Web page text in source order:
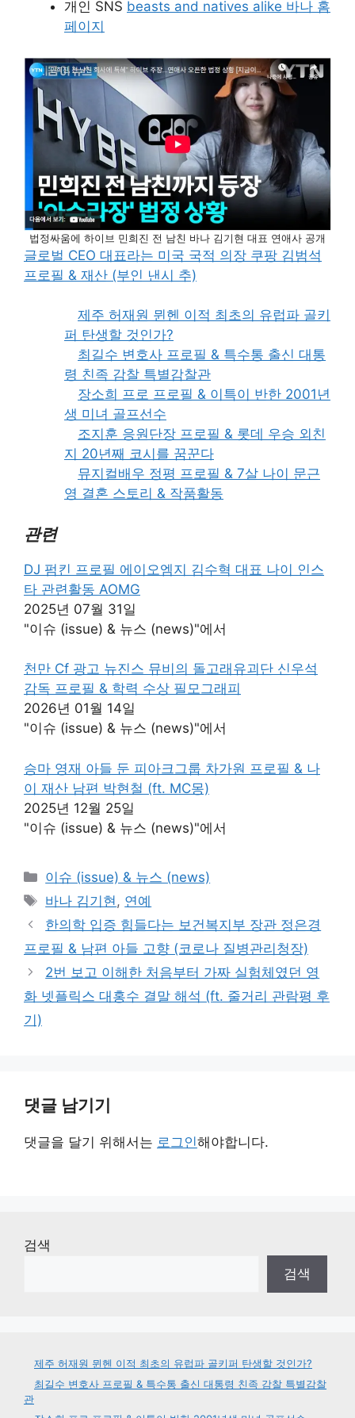
개인 SNS beasts and natives alike 바나 홈
페이지
법정싸움에 하이브 민희진 전 남친 바나 김기현 대표 연애사 공개
글로벌 CEO 대표라는 미국 국적 의장 쿠팡 김범석
프로필 & 재산 (부인 낸시 추)
제주 허재원 뮌헨 이적 최초의 유럽파 골키
퍼 탄생할 것인가?
최길수 변호사 프로필 & 특수통 출신 대통
령 친족 감찰 특별감찰관
장소희 프로 프로필 & 이특이 반한 2001년
생 미녀 골프선수
조지훈 응원단장 프로필 & 롯데 우승 외친
지 20년째 코시를 꿈꾼다
뮤지컬배우 정평 프로필 & 7살 나이 문근
영 결혼 스토리 & 작품활동
관련
DJ 펌킨 프로필 에이오엠지 김수혁 대표 나이 인스
타 관련활동 AOMG
2025년 07월 31일
"이슈 (issue) & 뉴스 (news)"에서
천만 Cf 광고 뉴진스 뮤비의 돌고래유괴단 신우석
감독 프로필 & 학력 수상 필모그래피
2026년 01월 14일
"이슈 (issue) & 뉴스 (news)"에서
승마 영재 아들 둔 피아크그룹 차가원 프로필 & 나
이 재산 남편 박현철 (ft. MC몽)
2025년 12월 25일
"이슈 (issue) & 뉴스 (news)"에서
카
테
고
리
이슈 (issue) & 뉴스 (news)
태
그
바나 김기현 , 연예
한의학 입증 힘들다는 보건복지부 장관 정은경
프로필 & 남편 아들 고향 (코로나 질병관리청장)
2번 보고 이해한 처음부터 가짜 실험체였던 영
화 넷플릭스 대홍수 결말 해석 (ft. 줄거리 관람평 후
기)
댓글 남기기
댓글을 달기 위해서는 로그인해야합니다.
검색
검색
제주 허재원 뮌헨 이적 최초의 유럽파 골키퍼 탄생할 것인가?
최길수 변호사 프로필 & 특수통 출신 대통령 친족 감찰 특별감찰
관